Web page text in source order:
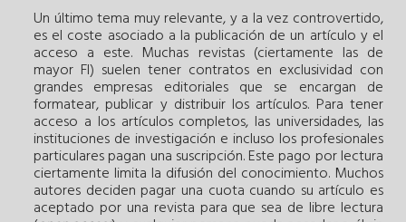
Un último tema muy relevante, y a la vez controvertido,
es el coste asociado a la publicación de un artículo y el
acceso a este. Muchas revistas (ciertamente las de
mayor FI) suelen tener contratos en exclusividad con
grandes empresas editoriales que se encargan de
formatear, publicar y distribuir los artículos. Para tener
acceso a los artículos completos, las universidades, las
instituciones de investigación e incluso los profesionales
particulares pagan una suscripción. Este pago por lectura
ciertamente limita la difusión del conocimiento. Muchos
autores deciden pagar una cuota cuando su artículo es
aceptado por una revista para que sea de libre lectura